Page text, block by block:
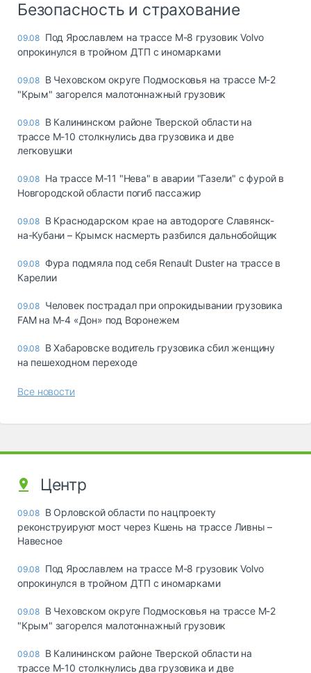
Безопасность и страхование
09.08 Под Ярославлем на трассе М-8 грузовик Volvo
опрокинулся в тройном ДТП с иномарками
09.08 В Чеховском округе Подмосковья на трассе М-2
"Крым" загорелся малотоннажный грузовик
09.08 В Калининском районе Тверской области на
трассе М-10 столкнулись два грузовика и две
легковушки
09.08 На трассе М-11 "Нева" в аварии "Газели" с фурой в
Новгородской области погиб пассажир
09.08 В Краснодарском крае на автодороге Славянск-
на-Кубани – Крымск насмерть разбился дальнобойщик
09.08 Фура подмяла под себя Renault Duster на трассе в
Карелии
09.08 Человек пострадал при опрокидывании грузовика
FAM на М-4 «Дон» под Воронежем
09.08 В Хабаровске водитель грузовика сбил женщину
на пешеходном переходе
Все новости
Центр
09.08 В Орловской области по нацпроекту
реконструируют мост через Кшень на трассе Ливны –
Навесное
09.08 Под Ярославлем на трассе М-8 грузовик Volvo
опрокинулся в тройном ДТП с иномарками
09.08 В Чеховском округе Подмосковья на трассе М-2
"Крым" загорелся малотоннажный грузовик
09.08 В Калининском районе Тверской области на
трассе М-10 столкнулись два грузовика и две